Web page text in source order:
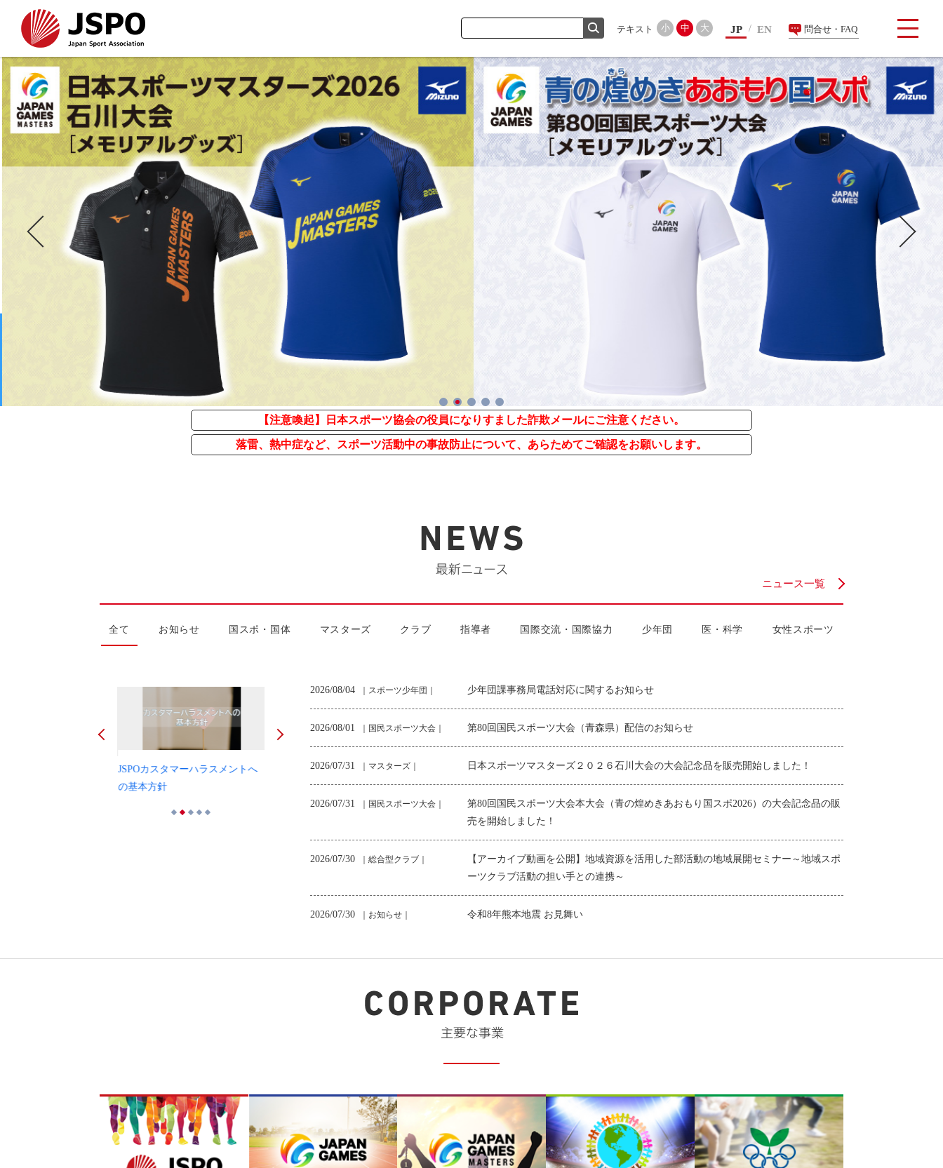
検索 小 中 大 JP EN 問合せ・FAQ
1 2 3 4 5
【注意喚起】日本スポーツ協会の役員になりすました詐欺メールにご注意ください。
落雷、熱中症など、スポーツ活動中の事故防止について、あらためてご確認をお願いします。
ニュース一覧
全て お知らせ 国スポ・国体 マスターズ クラブ 指導者 国際交流・国際協力 少年団 医・科学 女性スポーツ
JSPOカスタマーハラスメントへ
の基本方針
JSPOにおける子どもに対する性
暴力防止に向けた対応方針
【子どものための】スポーツにお
ける暴力行為等相談窓口開設中
スポーツ現場におけるハラスメン
ト防止動画公開中
2026/08/04 ｜スポーツ少年団｜ 少年団課事務局電話対応に関するお知らせ
2026/08/01 ｜国民スポーツ大会｜ 第80回国民スポーツ大会（青森県）配信のお知らせ
2026/07/31 ｜マスターズ｜ 日本スポーツマスターズ２０２６石川大会の大会記念品を販売開始しました！
2026/07/31 ｜国民スポーツ大会｜
第80回国民スポーツ大会本大会（青の煌めきあおもり国スポ2026）の大会記念品の販
売を開始しました！
2026/07/30 ｜総合型クラブ｜
【アーカイブ動画を公開】地域資源を活用した部活動の地域展開セミナー～地域スポ
ーツクラブ活動の担い手との連携～
2026/07/30 ｜お知らせ｜ 令和8年熊本地震 お見舞い